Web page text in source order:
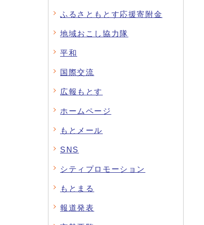
ふるさともとす応援寄附金
地域おこし協力隊
平和
国際交流
広報もとす
ホームページ
もとメール
SNS
シティプロモーション
もとまる
報道発表